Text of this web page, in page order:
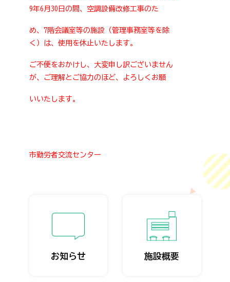
9年6月30日の間、空調設備改修工事のた
め、7階会議室等の施設（管理事務室等を除
く）は、使用を休止いたします。
ご不便をおかけし、大変申し訳ございません
が、ご理解とご協力のほど、よろしくお願
いいたします。
市勤労者交流センター
お知らせ 施設概要